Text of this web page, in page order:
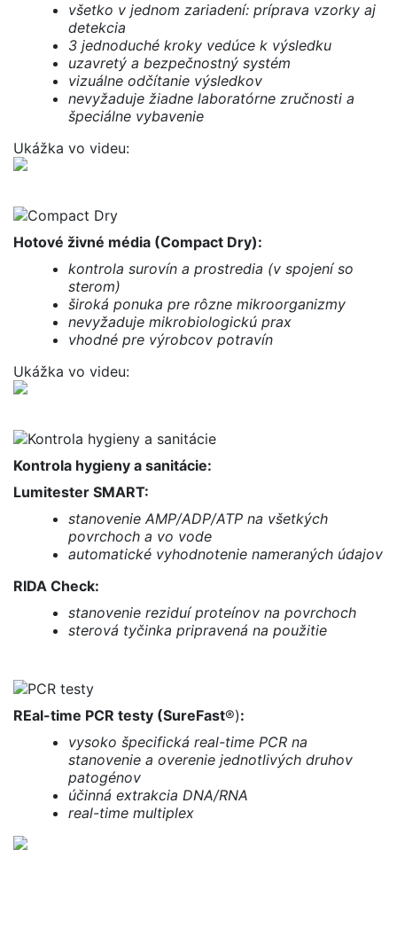
všetko v jednom zariadení: príprava vzorky aj
detekcia
3 jednoduché kroky vedúce k výsledku
uzavretý a bezpečnostný systém
vizuálne odčítanie výsledkov
nevyžaduje žiadne laboratórne zručnosti a
špeciálne vybavenie
Ukážka vo videu:
Hotové živné média (Compact Dry):
kontrola surovín a prostredia (v spojení so
sterom)
široká ponuka pre rôzne mikroorganizmy
nevyžaduje mikrobiologickú prax
vhodné pre výrobcov potravín
Ukážka vo videu:
Kontrola hygieny a sanitácie:
Lumitester SMART:
stanovenie AMP/ADP/ATP na všetkých
povrchoch a vo vode
automatické vyhodnotenie nameraných údajov
RIDA Check:
stanovenie reziduí proteínov na povrchoch
sterová tyčinka pripravená na použitie
REal-time PCR testy (SureFast®):
vysoko špecifická real-time PCR na
stanovenie a overenie jednotlivých druhov
patogénov
účinná extrakcia DNA/RNA
real-time multiplex